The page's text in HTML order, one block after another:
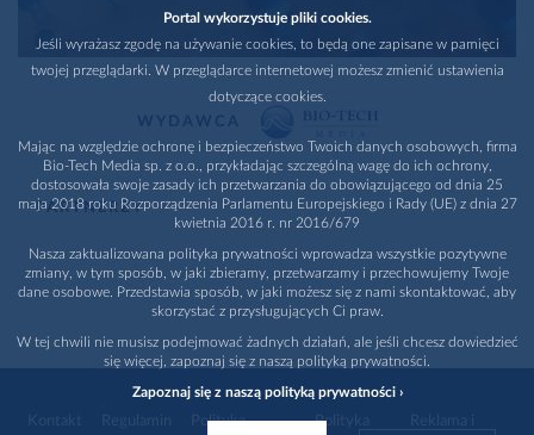
PARTNERZY
Polityka Polityka
Portal wykorzystuje pliki cookies.
Jeśli wyrażasz zgodę na używanie cookies, to będą one zapisane w pamięci
twojej przeglądarki. W przeglądarce internetowej możesz zmienić ustawienia
dotyczące cookies.
Mając na względzie ochronę i bezpieczeństwo Twoich danych osobowych, firma
Bio-Tech Media sp. z o.o., przykładając szczególną wagę do ich ochrony,
dostosowała swoje zasady ich przetwarzania do obowiązującego od dnia 25
maja 2018 roku Rozporządzenia Parlamentu Europejskiego i Rady (UE) z dnia 27
kwietnia 2016 r. nr 2016/679
Nasza zaktualizowana polityka prywatności wprowadza wszystkie pozytywne
zmiany, w tym sposób, w jaki zbieramy, przetwarzamy i przechowujemy Twoje
dane osobowe. Przedstawia sposób, w jaki możesz się z nami skontaktować, aby
skorzystać z przysługujących Ci praw.
W tej chwili nie musisz podejmować żadnych działań, ale jeśli chcesz dowiedzieć
się więcej, zapoznaj się z naszą polityką prywatności.
Zapoznaj się z naszą polityką prywatności ›